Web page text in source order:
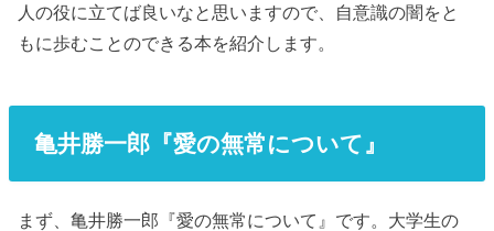
人の役に立てば良いなと思いますので、 自意識の闇をと
もに歩むことのできる本を紹介します。
亀井勝一郎『愛の無常について』
まず、亀井勝一郎『愛の無常について』 です。大学生の